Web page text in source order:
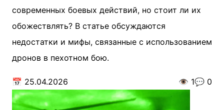
современных боевых действий, но стоит ли их
обожествлять? В статье обсуждаются
недостатки и мифы, связанные с использованием
дронов в пехотном бою.
📅 25.04.2026 👁️ 1💬 0